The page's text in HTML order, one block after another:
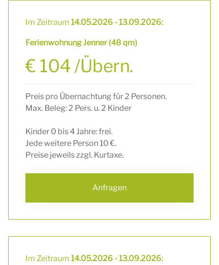
Im Zeitraum14.05.2026 - 13.09.2026:
Ferienwohnung Jenner (48 qm)
€ 104 /Übern.
Preis pro Übernachtung für 2 Personen.
Max. Beleg: 2 Pers. u. 2 Kinder
Kinder 0 bis 4 Jahre: frei.
Jede weitere Person 10 €.
Preise jeweils zzgl. Kurtaxe.
Anfragen
Im Zeitraum14.05.2026 - 13.09.2026: